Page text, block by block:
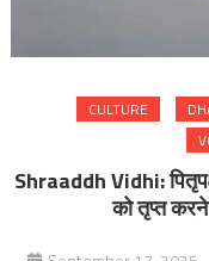
CULTURE
Shraaddh Vidhi:
को तृप्त